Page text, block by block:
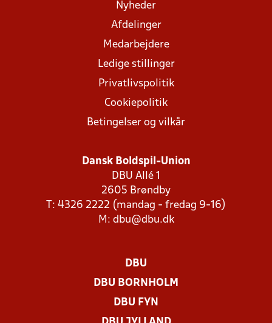
Nyheder
Afdelinger
Medarbejdere
Ledige stillinger
Privatlivspolitik
Cookiepolitik
Betingelser og vilkår
Dansk Boldspil-Union
DBU Allé 1
2605 Brøndby
T: 4326 2222 (mandag - fredag 9-16)
M: dbu@dbu.dk
DBU
DBU BORNHOLM
DBU FYN